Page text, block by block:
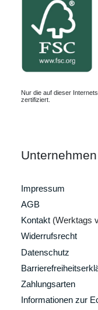
Nur die auf dieser
zertifiziert.
Unternehmen
Impressum
AGB
Kontakt (Werktags
Widerrufsrecht
Datenschutz
Zahlungsarten
Informationen zur